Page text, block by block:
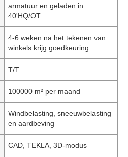
armatuur en geladen in
40'HQ/OT
4-6 weken na het tekenen van
winkels krijg goedkeuring
T/T
100000 m² per maand
Windbelasting, sneeuwbelasting
en aardbeving
CAD, TEKLA, 3D-modus